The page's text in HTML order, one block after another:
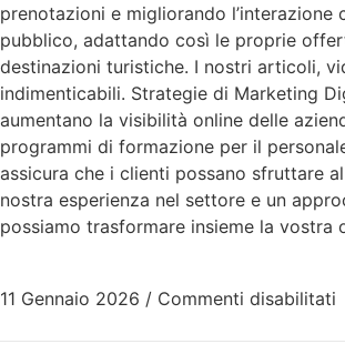
prenotazioni e migliorando
pubblico, adattando così le proprie
destinazioni turistiche. I nostri articoli,
indimenticabili. Strategie di Marketing
aumentano la visibilità online delle
programmi di formazione per il
assicura che i clienti possano sfruttare
nostra esperienza nel settore e un
possiamo trasformare insieme la vostra
11 Gennaio 2026 / Commenti disabilitati